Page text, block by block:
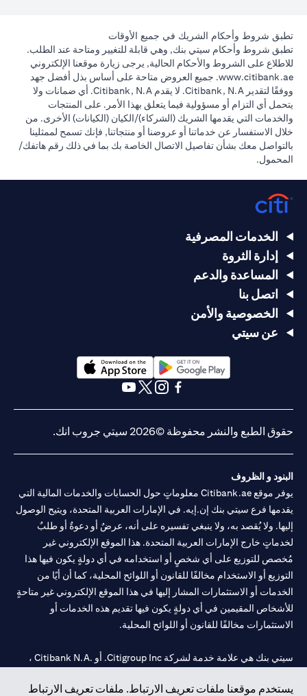
تطبق شروط وأحكام الشريك في جميع الأوقات
تطبق شروط وأحكام سيتي بنك, وهي قابلة للتغيير ومتاحة عند الطلب.
للاطلاع على الشروط والأحكام الحالية, يرجى زيارة موقعنا الإلكتروني
www.citibank.ae
opens in a new tab
. جميع العروض متاحة على أساس بذل أفضل جهد
ووفقًا لتقدير Citibank, N.A. لا يقدم Citibank, N.A. أي ضمانات ولا
يتحمل أي التزام أو مسؤولية فيما يتعلق بهذا الأمر. على المنتجات
والخدمات التي يقدمها الشريك (الشركاء)/الكيان (الكيانات) الأخرى. من
خلال الاستفسار عن خدماتنا أو عروضنا أو منتجاتنا, فإنك تسمح لممثلينا
بالتواصل معك بشأن تفاصيل الاتصال الخاصة بك بما في ذلك رقم هاتفك/
المحمول.
يستخدم موقعنا ملفات تعريف الارتباط. ملفات تعريف الارتباط
الخدمات المصرفية
إدارة الثروة
المساعدة والدعم
اتصل بنا
الخصوصية والأمن
عن سيتي
opens in a new tab
opens in a new tab
حقوق الطبع والنشر محفوظة ©2026 سيتي جروب انك.
البنود و الظروف
يوفر موقع Citibank.ae معلوماتٍ حول الحسابات والخدمات المالية التي
يقدمها فرع سيتي بنك إن.إيه. في الإمارات العربية المتحدة، ويتيح الوصول
إليها. ولا يُقصد به، ولا ينبغي تفسيره على أنه، عرضٌ أو دعوةٌ أو طلبٌ
لخدماتٍ خارج الإمارات العربية المتحدة. هذا الموقع الإلكتروني غير
مُخصص للتوزيع على أي شخصٍ أو استخدامه في أي دولةٍ يكون فيها هذا
التوزيع أو الاستخدام مخالفًا للقانون أو اللوائح المحلية، كما أن أيًا من
الخدمات أو الاستثمارات المشار إليها في هذا الموقع الإلكتروني غير متاحةٍ
للأشخاص المقيمين في أي دولةٍ يكون فيها تقديم هذه الخدمات أو
الاستثمارات مخالفًا للقانون أو اللوائح المحلية.
سيتي بنك هي علامة خدمة لشركة Citigroup Inc. أو .Citibank N.A ،